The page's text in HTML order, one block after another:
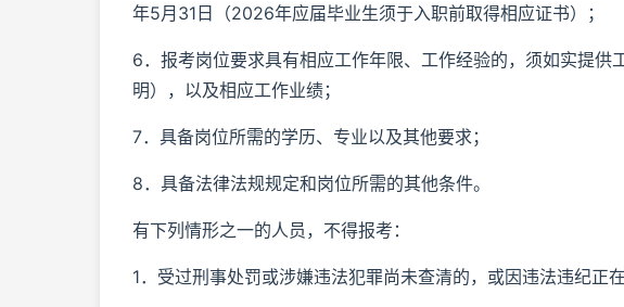
年5月31日（2026年应届毕业生须于入职前取得相应证书）；
6．报考岗位要求具有相应工作年限、工作经验的，须如实提供
明），以及相应工作业绩；
7．具备岗位所需的学历、专业以及其他要求；
8．具备法律法规规定和岗位所需的其他条件。
有下列情形之一的人员，不得报考：
1．受过刑事处罚或涉嫌违法犯罪尚未查清的，或因违法违纪正